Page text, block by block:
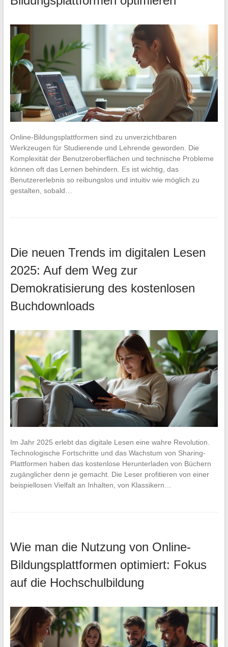
Online-Bildungsplattformen sind zu unverzichtbaren
Werkzeugen für Studierende und Lehrende geworden. Die
Komplexität der Benutzeroberflächen und technische Probleme
können oft das Lernen behindern. Es ist wichtig, das
Benutzererlebnis so reibungslos und intuitiv wie möglich zu
gestalten, sobald…
Die neuen Trends im digitalen Lesen
2025: Auf dem Weg zur
Demokratisierung des kostenlosen
Buchdownloads
Im Jahr 2025 erlebt das digitale Lesen eine wahre Revolution.
Technologische Fortschritte und das Wachstum von Sharing-
Plattformen haben das kostenlose Herunterladen von Büchern
zugänglicher denn je gemacht. Die Leser profitieren von einer
beispiellosen Vielfalt an Inhalten, von Klassikern…
Wie man die Nutzung von Online-
Bildungsplattformen optimiert: Fokus
auf die Hochschulbildung